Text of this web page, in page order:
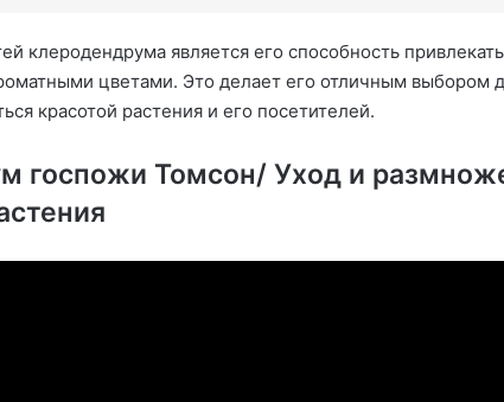
клеродендрума является его способность
цветами. Это делает его отличным выбором
красотой растения и его посетителей.
госпожи Томсон/ Уход и